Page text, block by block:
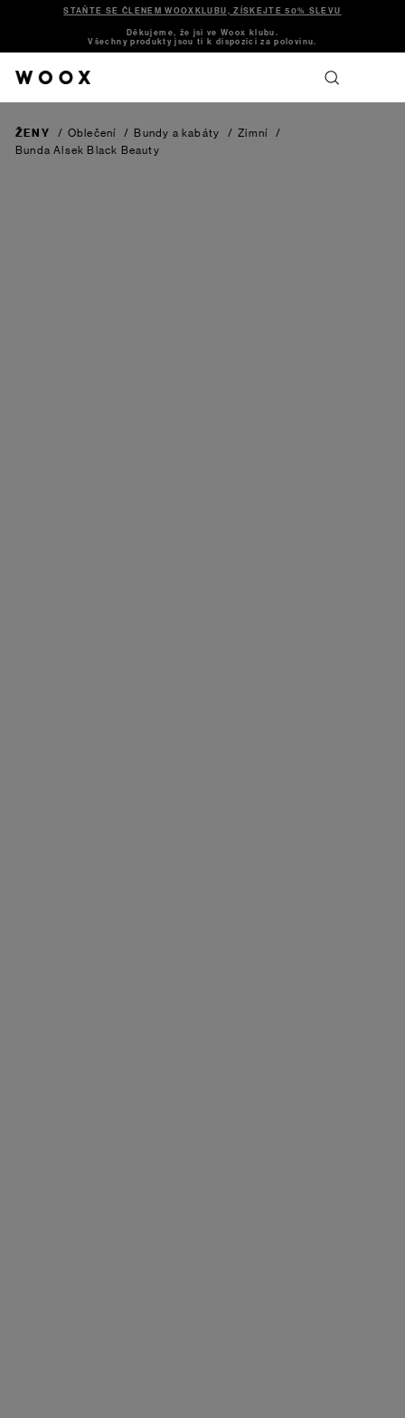
STAŇTE SE ČLENEM WOOXKLUBU, ZÍSKEJTE 50% SLEVU
Děkujeme, že jsi ve Woox klubu.
Všechny produkty jsou ti k dispozici za polovinu.
ŽENY / Oblečení / Bundy a kabáty / Zimní
/
Bunda Alsek Black Beauty